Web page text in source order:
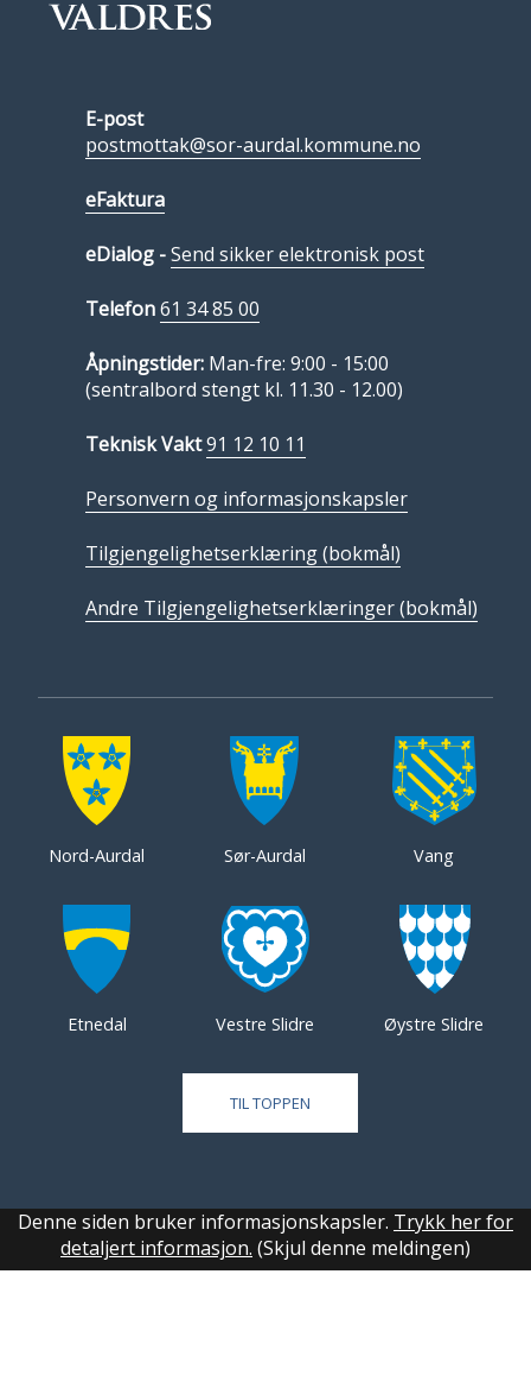
E-post
postmottak@sor-aurdal.kommune.no
eFaktura
eDialog -Send sikker elektronisk post
Telefon61 34 85 00
Åpningstider: Man-fre: 9:00 - 15:00
(sentralbord stengt kl. 11.30 - 12.00)
Teknisk Vakt91 12 10 11
Personvern og informasjonskapsler
Tilgjengelighetserklæring (bokmål)
Andre Tilgjengelighetserklæringer (bokmål)
Nord-Aurdal Sør-Aurdal Vang
Etnedal Vestre Slidre Øystre Slidre
TIL TOPPEN
Denne siden bruker informasjonskapsler. Trykk her for
detaljert informasjon. (Skjul denne meldingen)